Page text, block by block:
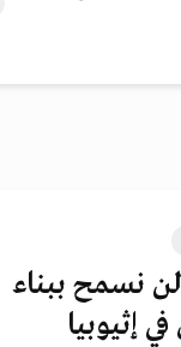
لن نسمح ببناء
إثيوبيا